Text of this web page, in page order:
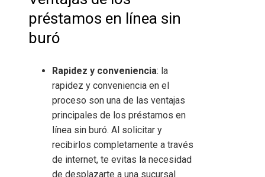
préstamos en línea sin
buró
Rapidez y conveniencia: la
rapidez y conveniencia en el
proceso son una de las ventajas
principales de los préstamos en
línea sin buró. Al solicitar y
recibirlos completamente a través
de internet, te evitas la necesidad
de desplazarte a una sucursal